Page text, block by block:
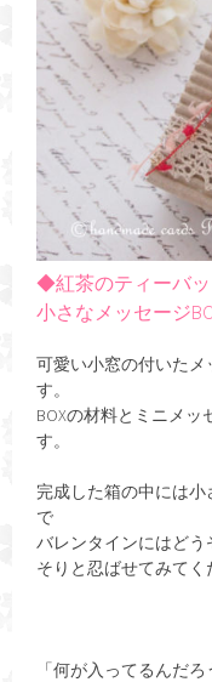
◆紅茶のティーバ
小さなメッセージ
可愛い小窓の付いたメ
す。
BOXの材料とミニメ
す。
完成した箱の中には
で
バレンタインにはど
そりと忍ばせてみてく
「何が入ってるんだろ